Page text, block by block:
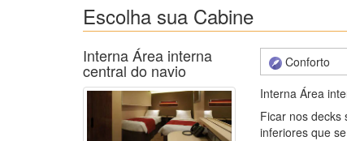
Escolha sua Cabine
Interna Área interna
central do navio Conforto
Interna Área
Ficar nos decks
inferiores que